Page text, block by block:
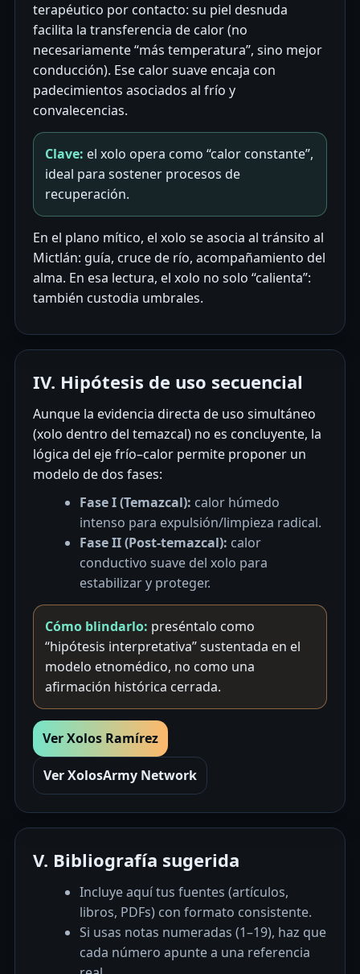
terapéutico por contacto: su piel desnuda
facilita la transferencia de calor (no
necesariamente “más temperatura”, sino mejor
conducción). Ese calor suave encaja con
padecimientos asociados al frío y
convalecencias.
Clave: el xolo opera como “calor constante”,
ideal para sostener procesos de
recuperación.
En el plano mítico, el xolo se asocia al tránsito al
Mictlán: guía, cruce de río, acompañamiento del
alma. En esa lectura, el xolo no solo “calienta”:
también custodia umbrales.
IV. Hipótesis de uso secuencial
Aunque la evidencia directa de uso simultáneo
(xolo dentro del temazcal) no es concluyente, la
lógica del eje frío–calor permite proponer un
modelo de dos fases:
Fase I (Temazcal): calor húmedo
intenso para expulsión/limpieza radical.
Fase II (Post-temazcal): calor
conductivo suave del xolo para
estabilizar y proteger.
Cómo blindarlo: preséntalo como
“hipótesis interpretativa” sustentada en el
modelo etnomédico, no como una
afirmación histórica cerrada.
Ver Xolos Ramírez
Ver XolosArmy Network
V. Bibliografía sugerida
Incluye aquí tus fuentes (artículos,
libros, PDFs) con formato consistente.
Si usas notas numeradas (1–19), haz que
cada número apunte a una referencia